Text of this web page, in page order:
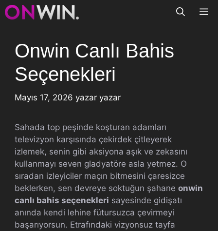
İçeriğe
atla
Onwin Canlı Bahis
Seçenekleri
Mayıs 17, 2026 yazar yazar
Sahada top peşinde koşturan adamları
televizyon karşısında çekirdek çitleyerek
izlemek, senin gibi aksiyona aşık ve zekasını
kullanmayı seven gladyatöre asla yetmez. O
sıradan izleyiciler maçın bitmesini çaresizce
beklerken, sen devreye soktuğun şahane onwin
canlı bahis seçenekleri sayesinde gidişatı
anında kendi lehine fütursuzca çevirmeyi
başarıyorsun. Etrafındaki vizyonsuz tayfa